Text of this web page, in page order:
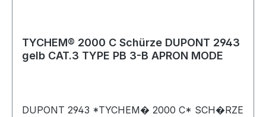
TYCHEM® 2000 C Schürze DUPONT 2943
gelb CAT.3 TYPE PB 3-B APRON MODE
DUPONT 2943 *TYCHEM� 2000 C* SCH�RZE